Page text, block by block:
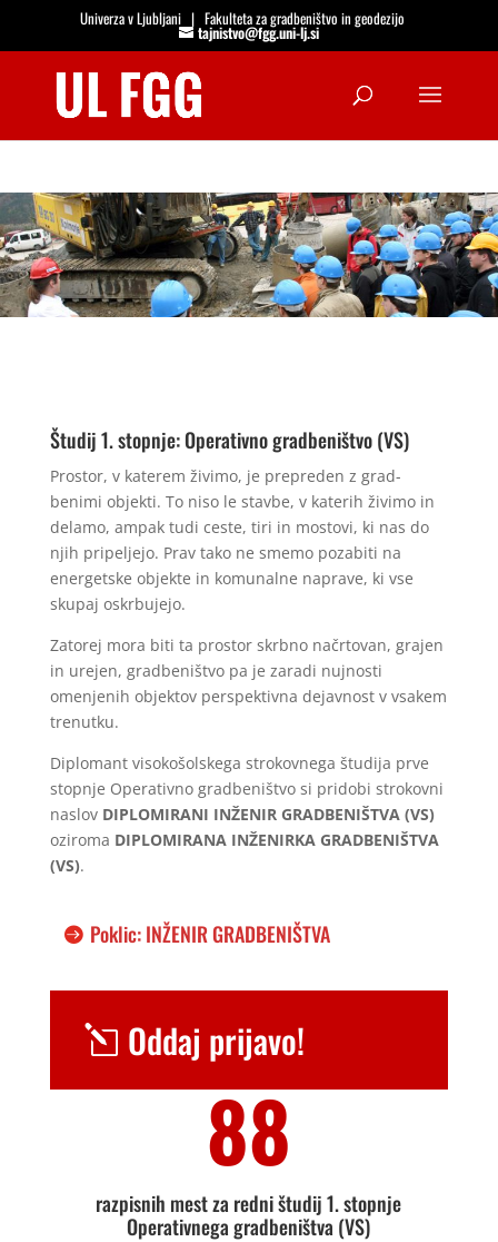
Univerza v Ljubljani |Fakulteta za gradbeništvo in geodezijo
tajnistvo@fgg.uni-lj.si
Študij 1. stopnje: Operativno gradbeništvo (VS)
Prostor, v katerem živimo, je prepreden z grad-
benimi objekti. To niso le stavbe, v katerih živimo in
delamo, ampak tudi ceste, tiri in mostovi, ki nas do
njih pripeljejo. Prav tako ne smemo pozabiti na
energetske objekte in komunalne naprave, ki vse
skupaj oskrbujejo.
Zatorej mora biti ta prostor skrbno načrtovan, grajen
in urejen, gradbeništvo pa je zaradi nujnosti
omenjenih objektov perspektivna dejavnost v vsakem
trenutku.
Diplomant visokošolskega strokovnega študija prve
stopnje Operativno gradbeništvo si pridobi strokovni
naslov DIPLOMIRANI INŽENIR GRADBENIŠTVA (VS)
oziroma DIPLOMIRANA INŽENIRKA GRADBENIŠTVA
(VS).
Poklic: INŽENIR GRADBENIŠTVA
Oddaj prijavo!
88
razpisnih mest za redni študij 1. stopnje
Operativnega gradbeništva (VS)